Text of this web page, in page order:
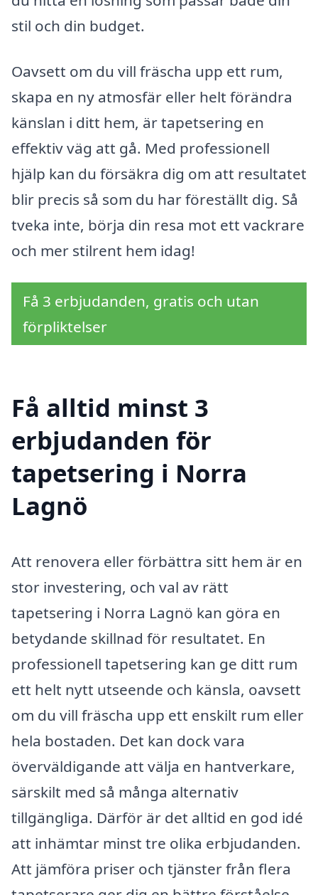
stil och din budget.
Oavsett om du vill fräscha upp ett rum,
skapa en ny atmosfär eller helt förändra
känslan i ditt hem, är tapetsering en
effektiv väg att gå. Med professionell
hjälp kan du försäkra dig om att resultatet
blir precis så som du har föreställt dig. Så
tveka inte, börja din resa mot ett vackrare
och mer stilrent hem idag!
Få 3 erbjudanden, gratis och utan
förpliktelser
Få alltid minst 3
erbjudanden för
tapetsering i Norra
Lagnö
Att renovera eller förbättra sitt hem är en
stor investering, och val av rätt
tapetsering i Norra Lagnö kan göra en
betydande skillnad för resultatet. En
professionell tapetsering kan ge ditt rum
ett helt nytt utseende och känsla, oavsett
om du vill fräscha upp ett enskilt rum eller
hela bostaden. Det kan dock vara
överväldigande att välja en hantverkare,
särskilt med så många alternativ
tillgängliga. Därför är det alltid en god idé
att inhämtar minst tre olika erbjudanden.
Att jämföra priser och tjänster från flera